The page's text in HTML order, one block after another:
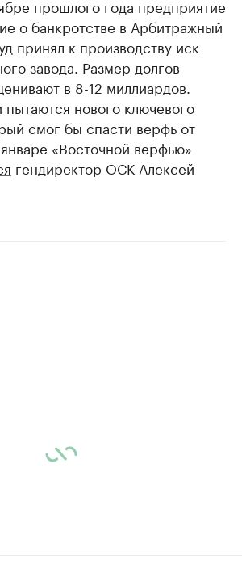
прошлого года предприятие
о банкротстве в Арбитражный
принял к производству иск
завода. Размер долгов
в 8-12 миллиардов.
пытаются нового ключевого
смог бы спасти верфь от
«Восточной верфью»
гендиректор ОСК Алексей